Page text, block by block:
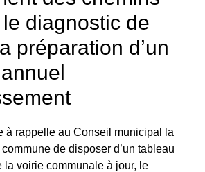
diagnostic de
préparation d’un
à rappelle au Conseil municipal la
de disposer d’un tableau
la voirie communale à jour, le